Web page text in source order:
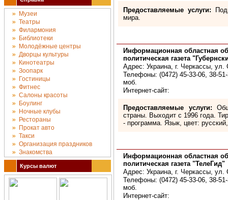
Музеи
Театры
Филармония
Библиотеки
Молодёжные центры
Дворцы культуры
Кинотеатры
Зоопарк
Гостиницы
Фитнес
Салоны красоты
Боулинг
Ночные клубы
Рестораны
Прокат авто
Такси
Организация праздников
Знакомства
Курсы валют
Предоставляемые услуги:
мира.
Информационная областная
политическая газета
Адрес: Украина, г. Черкассы, ул.
Телефоны: (0472) 45-33-06, 38-
моб.
Интернет-сайт:
Предоставляемые услуги:
страны. Выходит с 1996 года.
- программа. Язык, цвет:
Информационная областная
политическая газета "ТелеГид"
Адрес: Украина, г. Черкассы, ул.
Телефоны: (0472) 45-33-06, 38-
моб.
Интернет-сайт: